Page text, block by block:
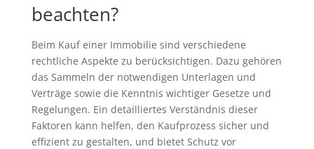
beachten?
Beim Kauf einer Immobilie sind verschiedene
rechtliche Aspekte zu berücksichtigen. Dazu gehören
das Sammeln der notwendigen Unterlagen und
Verträge sowie die Kenntnis wichtiger Gesetze und
Regelungen. Ein detailliertes Verständnis dieser
Faktoren kann helfen, den Kaufprozess sicher und
effizient zu gestalten, und bietet Schutz vor